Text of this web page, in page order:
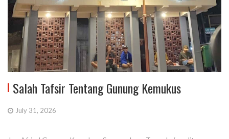
Salah Tafsir Tentang Gunung Kemukus
July 31, 2026